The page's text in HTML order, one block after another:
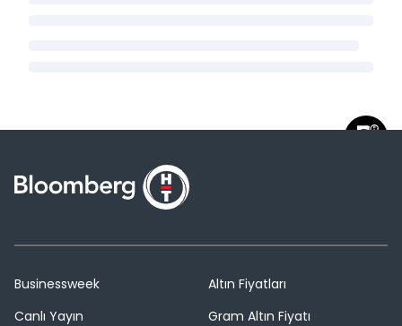
Businessweek
Canlı Yayın
Altın Fiyatları
Gram Altın Fiyatı